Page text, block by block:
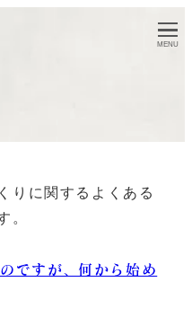
MENU
りに関するよくある
。
ですが、何から始め